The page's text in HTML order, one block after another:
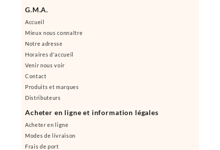
G.M.A.
Accueil
Mieux nous connaître
Notre adresse
Horaires d'accueil
Venir nous voir
Contact
Produits et marques
Distributeurs
Acheter en ligne et information légales
Acheter en ligne
Modes de livraison
Frais de port